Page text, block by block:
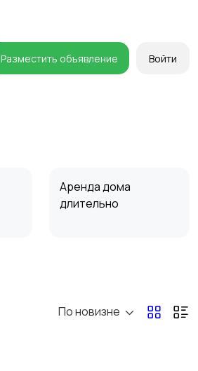
Разместить объявление Войти
Аренда дома
длительно
По новизне